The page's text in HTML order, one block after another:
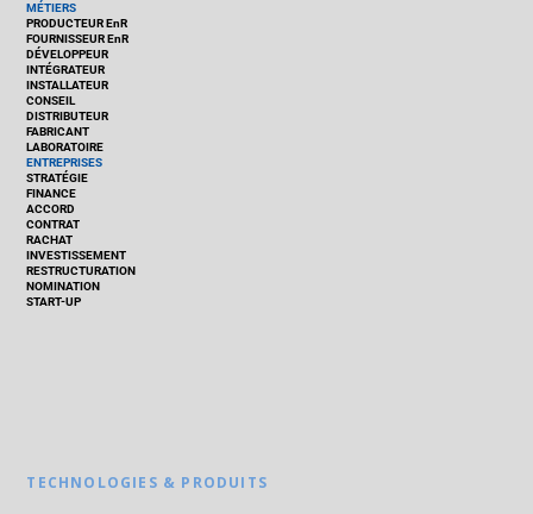
MÉTIERS
PRODUCTEUR EnR
FOURNISSEUR EnR
DÉVELOPPEUR
INTÉGRATEUR
INSTALLATEUR
CONSEIL
DISTRIBUTEUR
FABRICANT
LABORATOIRE
ENTREPRISES
STRATÉGIE
FINANCE
ACCORD
CONTRAT
RACHAT
INVESTISSEMENT
RESTRUCTURATION
NOMINATION
START-UP
TECHNOLOGIES & PRODUITS